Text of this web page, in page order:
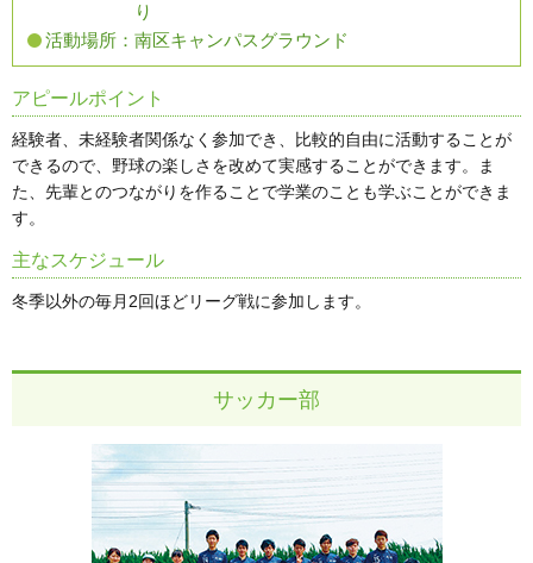
り
活動場所： 南区キャンパスグラウンド
アピールポイント
経験者、未経験者関係なく参加でき、比較的自由に活動することが
できるので、野球の楽しさを改めて実感することができます。ま
た、先輩とのつながりを作ることで学業のことも学ぶことができま
す。
主なスケジュール
冬季以外の毎月2回ほどリーグ戦に参加します。
サッカー部